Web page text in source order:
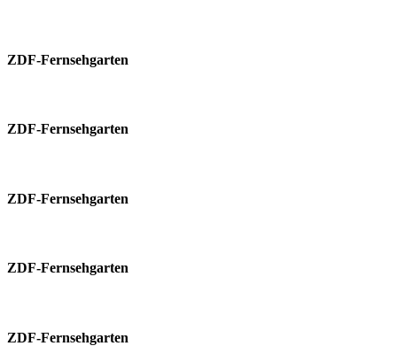
ZDF-Fernsehgarten
ZDF-Fernsehgarten
ZDF-Fernsehgarten
ZDF-Fernsehgarten
ZDF-Fernsehgarten